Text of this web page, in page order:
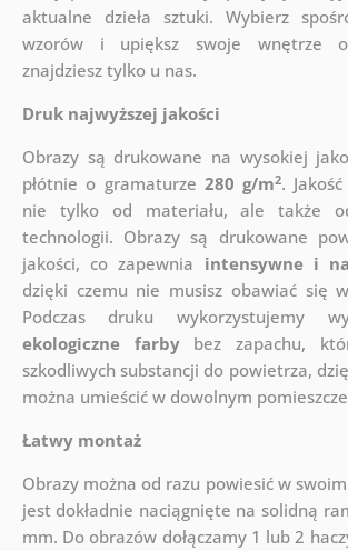
aktualne dzieła sztuki. Wybierz
wzorów i upiększ swoje wnętrze
znajdziesz tylko u nas.
Druk najwyższej jakości
Obrazy są drukowane na wysokiej
płótnie o gramaturze 280 g/m2.
nie tylko od materiału, ale także
technologii. Obrazy są drukowane
jakości, co zapewnia intensywne i
dzięki czemu nie musisz obawiać się
Podczas druku wykorzystujemy
ekologiczne farbybez zapachu,
szkodliwych substancji do powietrza,
można umieścić w dowolnym
Łatwy montaż
Obrazy można od razu powiesić w
jest dokładnie naciągnięte na solidną
mm. Do obrazów dołączamy 1 lub 2